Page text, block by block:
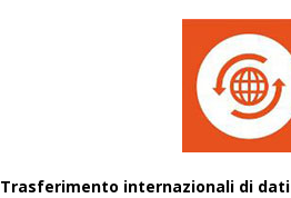
Trasferimento internazionali di dati